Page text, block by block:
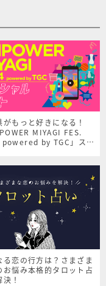
がもっと好きになる！
MIYAGI FES.
by TGC」スペ
る恋の行方は？さまざま
お悩み本格的タロット占
！